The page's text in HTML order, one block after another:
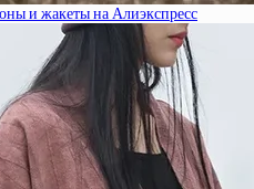
и жакеты на Алиэкспресс